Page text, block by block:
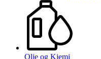
Olje og Kjemi